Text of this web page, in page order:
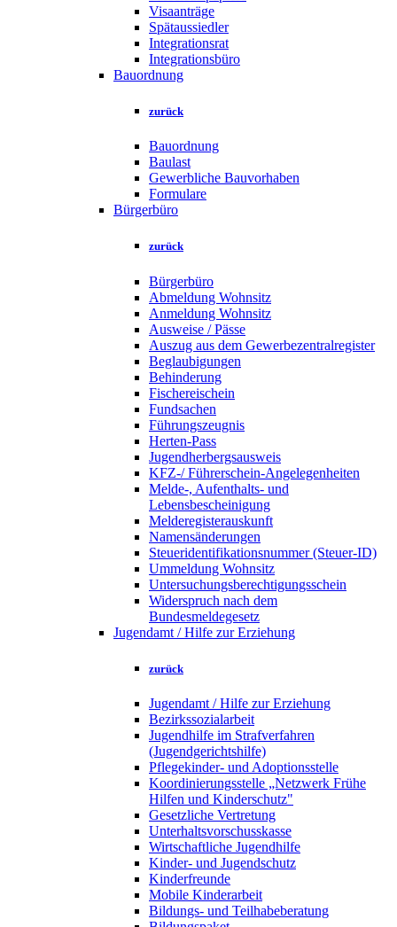
Visaanträge
Spätaussiedler
Integrationsrat
Integrationsbüro
Bauordnung
zurück
Bauordnung
Baulast
Gewerbliche Bauvorhaben
Formulare
Bürgerbüro
zurück
Bürgerbüro
Abmeldung Wohnsitz
Anmeldung Wohnsitz
Ausweise / Pässe
Auszug aus dem Gewerbezentralregister
Beglaubigungen
Behinderung
Fischereischein
Fundsachen
Führungszeugnis
Herten-Pass
Jugendherbergsausweis
KFZ-/ Führerschein-Angelegenheiten
Melde-, Aufenthalts- und
Lebensbescheinigung
Melderegisterauskunft
Namensänderungen
Steueridentifikationsnummer (Steuer-ID)
Ummeldung Wohnsitz
Untersuchungsberechtigungsschein
Widerspruch nach dem
Bundesmeldegesetz
Jugendamt / Hilfe zur Erziehung
zurück
Jugendamt / Hilfe zur Erziehung
Bezirkssozialarbeit
Jugendhilfe im Strafverfahren
(Jugendgerichtshilfe)
Pflegekinder- und Adoptionsstelle
Koordinierungsstelle „Netzwerk Frühe
Hilfen und Kinderschutz"
Gesetzliche Vertretung
Unterhaltsvorschusskasse
Wirtschaftliche Jugendhilfe
Kinder- und Jugendschutz
Kinderfreunde
Mobile Kinderarbeit
Bildungs- und Teilhabeberatung